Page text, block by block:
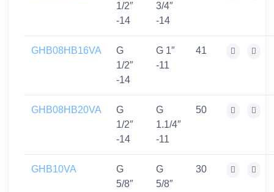
1/2″
-14
3/4″
-14
GHB08HB16VA
G
1/2″
-14
G 1″
-11
41
GHB08HB20VA
G
1/2″
-14
G
1.1/4″
-11
50
GHB10VA
G
5/8″
G
5/8″
30